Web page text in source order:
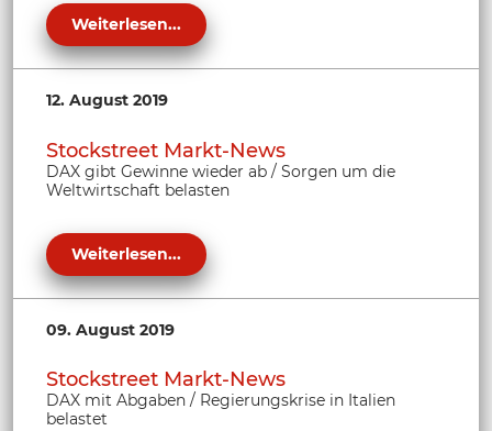
Weiterlesen...
12. August 2019
Stockstreet Markt-News
DAX gibt Gewinne wieder ab / Sorgen um die
Weltwirtschaft belasten
Weiterlesen...
09. August 2019
Stockstreet Markt-News
DAX mit Abgaben / Regierungskrise in Italien
belastet